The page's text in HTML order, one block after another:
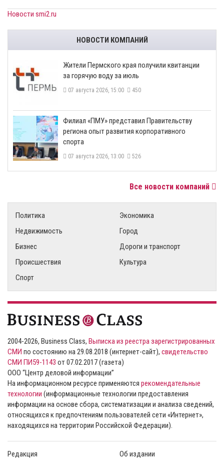
Новости smi2.ru
НОВОСТИ КОМПАНИЙ
​Жители Пермского края получили квитанции
за горячую воду за июль
07 августа 2026, 15:00 450
​Филиал «ПМУ» представил Правительству
региона опыт развития корпоративного
спорта
07 августа 2026, 13:00 526
Все новости компаний
Политика
Экономика
Недвижимость
Город
Бизнес
Дороги и транспорт
Происшествия
Культура
Спорт
2004-2026, Business Class, Выписка из реестра зарегистрированных
СМИ по состоянию на 29.08.2018 (интернет-сайт), свидетельство
СМИ ПИ59-1143 от 07.02.2017 (газета)
ООО “Центр деловой информации”
На информационном ресурсе применяются рекомендательные
технологии (информационные технологии предоставления
информации на основе сбора, систематизации и анализа сведений,
относящихся к предпочтениям пользователей сети «Интернет»,
находящихся на территории Российской Федерации).
Редакция Об издании